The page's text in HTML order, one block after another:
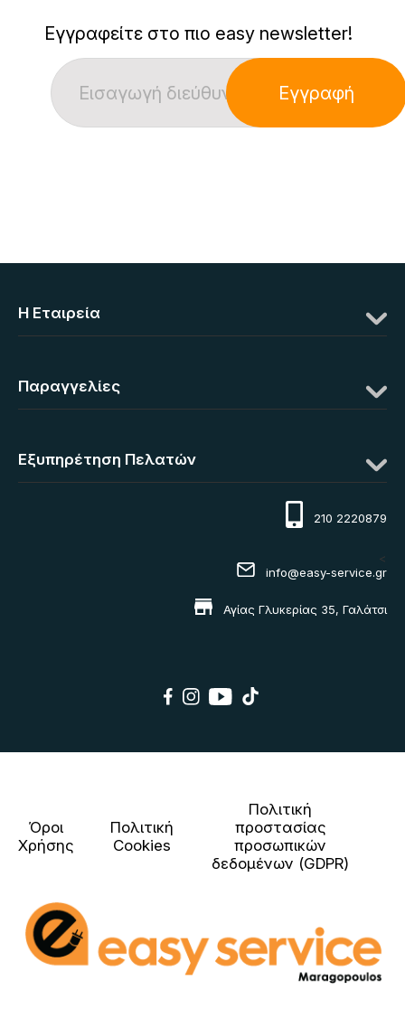
Εγγραφείτε στο πιο easy newsletter!
Εγγραφή
Η Eταιρεία
Παραγγελίες
Εξυπηρέτηση Πελατών
210 2220879
<
info@easy-service.gr
Αγίας Γλυκερίας 35, Γαλάτσι
Όροι
Χρήσης
Πολιτική
Cookies
Πολιτική
προστασίας
προσωπικών
δεδομένων (GDPR)